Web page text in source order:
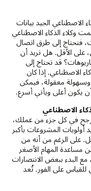
الاصطناعي الجيد بيانات
الذكاء الاصطناعي
فتحتاج إلى طرق اتصال
على الأقل. هل تريد أن
قد تحتاج إلى
الاصطناعي. إذا كان
وبسهولة معقولة، فيمكن
يكون أعلى ويأتي أسرع.
في كل جزء من عملك،
أولويات المشروعات بأكبر
على الرغم من أنه من
مساعدة المهام الأصغر
البدء ببعض الانتصارات
للقياس على الفور. تُعد